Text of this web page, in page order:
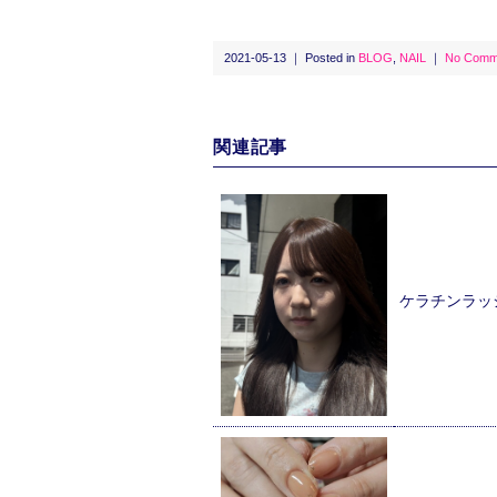
2021-05-13 ｜ Posted in BLOG NAIL ｜ No
関連記事
ケラチンラッ